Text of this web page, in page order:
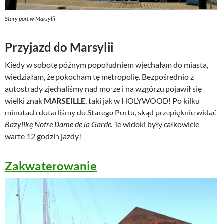
Stary port w Marsylii
Przyjazd do Marsylii
Kiedy w sobotę późnym popołudniem wjechałam do miasta,
wiedziałam, że pokocham tę metropolię. Bezpośrednio z
autostrady zjechaliśmy nad morze i na wzgórzu pojawił się
wielki znak MARSEILLE, taki jak w HOLYWOOD! Po kilku
minutach dotarliśmy do Starego Portu, skąd przepięknie widać
Bazylikę Notre Dame de la Garde. Te widoki były całkowicie
warte 12 godzin jazdy!
Zakwaterowanie